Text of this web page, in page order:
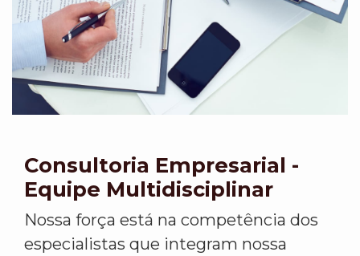
Consultoria Empresarial -
Equipe Multidisciplinar
Nossa força está na competência dos
especialistas que integram nossa